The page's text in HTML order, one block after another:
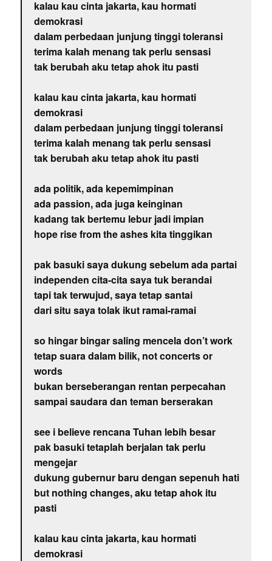
kalau kau cinta jakarta, kau hormati
demokrasi
dalam perbedaan junjung tinggi toleransi
terima kalah menang tak perlu sensasi
tak berubah aku tetap ahok itu pasti
kalau kau cinta jakarta, kau hormati
demokrasi
dalam perbedaan junjung tinggi toleransi
terima kalah menang tak perlu sensasi
tak berubah aku tetap ahok itu pasti
ada politik, ada kepemimpinan
ada passion, ada juga keinginan
kadang tak bertemu lebur jadi impian
hope rise from the ashes kita tinggikan
pak basuki saya dukung sebelum ada partai
independen cita-cita saya tuk berandai
tapi tak terwujud, saya tetap santai
dari situ saya tolak ikut ramai-ramai
so hingar bingar saling mencela don’t work
tetap suara dalam bilik, not concerts or
words
bukan berseberangan rentan perpecahan
sampai saudara dan teman berserakan
see i believe rencana Tuhan lebih besar
pak basuki tetaplah berjalan tak perlu
mengejar
dukung gubernur baru dengan sepenuh hati
but nothing changes, aku tetap ahok itu
pasti
kalau kau cinta jakarta, kau hormati
demokrasi